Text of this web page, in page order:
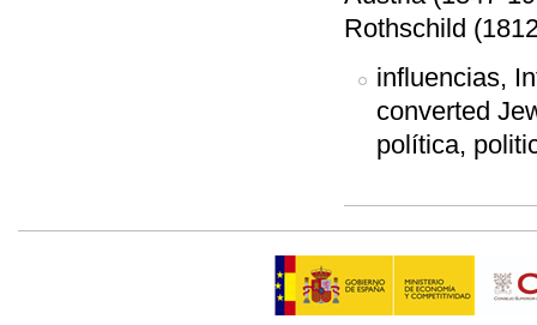
Rothschild
influencias,
converted
política,